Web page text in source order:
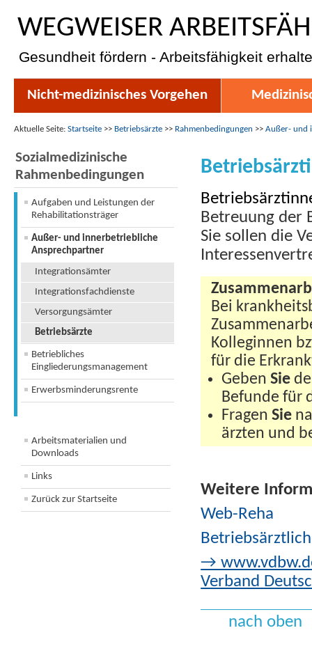
WEGWEISER
Gesundheit fördern - Arbeitsfähigkeit
Nicht-medizinisches Vorgehen
Aktuelle Seite: Startseite >> Betriebsärzte >> Rahmenbedingungen >> Außer- und
Sozialmedizinische
Rahmenbedingungen
Aufgaben und Leistungen der
Rehabilitationsträger
Außer- und innerbetriebliche
Ansprechpartner
Integrationsämter
Integrationsfachdienste
Versorgungsämter
Betriebsärzte
Betriebliches
Eingliederungsmanagement
Erwerbsminderungsrente
Arbeitsmaterialien und
Downloads
Links
Zurück zur Startseite
Betreuung der
Sie sollen die
Bei
Kolleginnen
für die
GebenSie
Befunde für
FragenSie
ärzten und
Weitere
Web-Reha
→
Verband
nach oben